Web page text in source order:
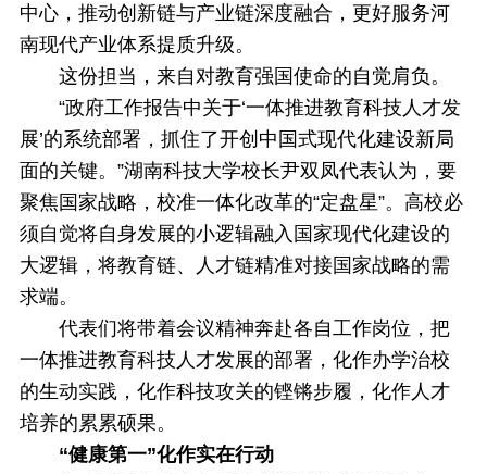
中心，推动创新链与产业链深度融合，更好服务河
南现代产业体系提质升级。
这份担当，来自对教育强国使命的自觉肩负。
“政府工作报告中关于‘一体推进教育科技人才发
展’的系统部署，抓住了开创中国式现代化建设新局
面的关键。”湖南科技大学校长尹双凤代表认为，要
聚焦国家战略，校准一体化改革的“定盘星”。高校必
须自觉将自身发展的小逻辑融入国家现代化建设的
大逻辑，将教育链、人才链精准对接国家战略的需
求端。
代表们将带着会议精神奔赴各自工作岗位，把
一体推进教育科技人才发展的部署，化作办学治校
的生动实践，化作科技攻关的铿锵步履，化作人才
培养的累累硕果。
“健康第一”化作实在行动